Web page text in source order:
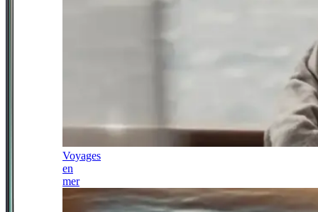
Voyages
en
mer